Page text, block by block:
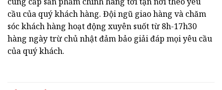
cầu của quý khách hàng. Đội ngũ giao hàng và chăm
sóc khách hàng hoạt động xuyên suốt từ 8h-17h30
hàng ngày trừ chủ nhật đảm bảo giải đáp mọi yêu cầu
của quý khách.